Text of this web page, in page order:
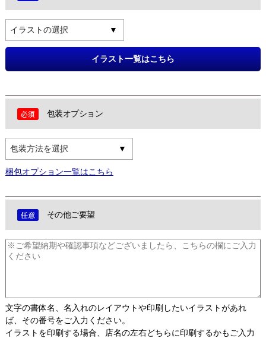
イラストの選択
イラスト一覧はこちら
包装オプション
包装方法を選択
梱包オプション一覧はこちら
その他ご要望
文字の書体名、名入れのレイアウトや印刷したいイラストがあれ
ば、その番号をご入力ください。
イラストを印刷する場合、店名の左右どちらに印刷するかもご入力